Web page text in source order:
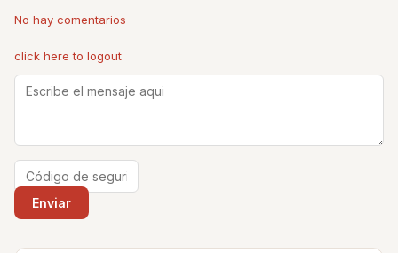
No hay comentarios
click here to logout